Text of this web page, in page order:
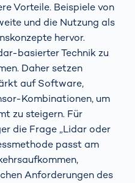
Vorteile. Beispiele von
und die Nutzung als
hervor.
basierter Technik zu
Daher setzen
auf Software,
Kombinationen, um
zu steigern. Für
die Frage „Lidar oder
passt am
Anforderungen des